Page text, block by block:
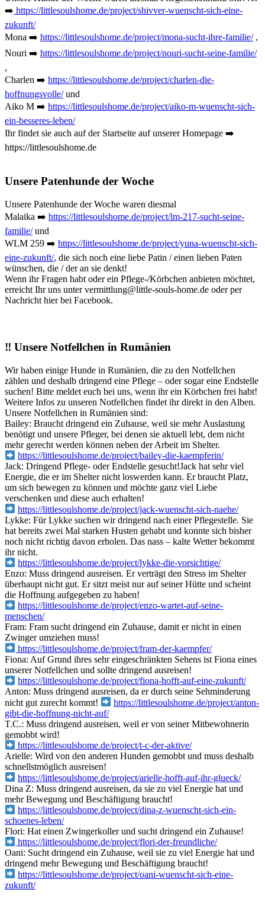
➡️ https://littlesoulshome.de/project/shivver-wuenscht-sich-eine-
zukunft/
Mona ➡️ https://littlesoulshome.de/project/mona-sucht-ihre-familie/,
Nouri ➡️ https://littlesoulshome.de/project/nouri-sucht-seine-familie/
,
Charlen ➡️ https://littlesoulshome.de/project/charlen-die-
hoffnungsvolle/und
Aiko M ➡️ https://littlesoulshome.de/project/aiko-m-wuenscht-sich-
ein-besseres-leben/
Ihr findet sie auch auf der Startseite auf unserer Homepage ➡️
https://littlesoulshome.de
Unsere Patenhunde der Woche
Unsere Patenhunde der Woche waren diesmal
Malaika ➡️ https://littlesoulshome.de/project/lm-217-sucht-seine-
familie/und
WLM 259 ➡️ https://littlesoulshome.de/project/yuna-wuenscht-sich-
eine-zukunft/, die sich noch eine liebe Patin / einen lieben Paten
wünschen, die / der an sie denkt!
Wenn ihr Fragen habt oder ein Pflege-/Körbchen anbieten möchtet,
erreicht Ihr uns unter vermittlung@little-souls-home.de oder per
Nachricht hier bei Facebook.
‼️ Unsere Notfellchen in Rumänien
Wir haben einige Hunde in Rumänien, die zu den Notfellchen
zählen und deshalb dringend eine Pflege – oder sogar eine Endstelle
suchen! Bitte meldet euch bei uns, wenn ihr ein Körbchen frei habt!
Weitere Infos zu unseren Notfellchen findet ihr direkt in den Alben.
Unsere Notfellchen in Rumänien sind:
Bailey: Braucht dringend ein Zuhause, weil sie mehr Auslastung
benötigt und unsere Pfleger, bei denen sie aktuell lebt, dem nicht
mehr gerecht werden können neben der Arbeit im Shelter.
https://littlesoulshome.de/project/bailey-die-kaempferin/
Jack: Dringend Pflege- oder Endstelle gesucht!Jack hat sehr viel
Energie, die er im Shelter nicht loswerden kann. Er braucht Platz,
um sich bewegen zu können und möchte ganz viel Liebe
verschenken und diese auch erhalten!
https://littlesoulshome.de/project/jack-wuenscht-sich-naehe/
Lykke: Für Lykke suchen wir dringend nach einer Pflegestelle. Sie
hat bereits zwei Mal starken Husten gehabt und konnte sich bisher
noch nicht richtig davon erholen. Das nass – kalte Wetter bekommt
ihr nicht.
https://littlesoulshome.de/project/lykke-die-vorsichtige/
Enzo: Muss dringend ausreisen. Er verträgt den Stress im Shelter
überhaupt nicht gut. Er sitzt meist nur auf seiner Hütte und scheint
die Hoffnung aufgegeben zu haben!
https://littlesoulshome.de/project/enzo-wartet-auf-seine-
menschen/
Fram: Fram sucht dringend ein Zuhause, damit er nicht in einen
Zwinger umziehen muss!
https://littlesoulshome.de/project/fram-der-kaempfer/
Fiona: Auf Grund ihres sehr eingeschränkten Sehens ist Fiona eines
unserer Notfellchen und sollte dringend ausreisen!
https://littlesoulshome.de/project/fiona-hofft-auf-eine-zukunft/
Anton: Muss dringend ausreisen, da er durch seine Sehminderung
nicht gut zurecht kommt!
https://littlesoulshome.de/project/anton-
gibt-die-hoffnung-nicht-auf/
T.C.: Muss dringend ausreisen, weil er von seiner Mitbewohnerin
gemobbt wird!
https://littlesoulshome.de/project/t-c-der-aktive/
Arielle: Wird von den anderen Hunden gemobbt und muss deshalb
schnellstmöglich ausreisen!
https://littlesoulshome.de/project/arielle-hofft-auf-ihr-glueck/
Dina Z: Muss dringend ausreisen, da sie zu viel Energie hat und
mehr Bewegung und Beschäftigung braucht!
https://littlesoulshome.de/project/dina-z-wuenscht-sich-ein-
schoenes-leben/
Flori: Hat einen Zwingerkoller und sucht dringend ein Zuhause!
https://littlesoulshome.de/project/flori-der-freundliche/
Oani: Sucht dringend ein Zuhause, weil sie zu viel Energie hat und
dringend mehr Bewegung und Beschäftigung braucht!
https://littlesoulshome.de/project/oani-wuenscht-sich-eine-
zukunft/